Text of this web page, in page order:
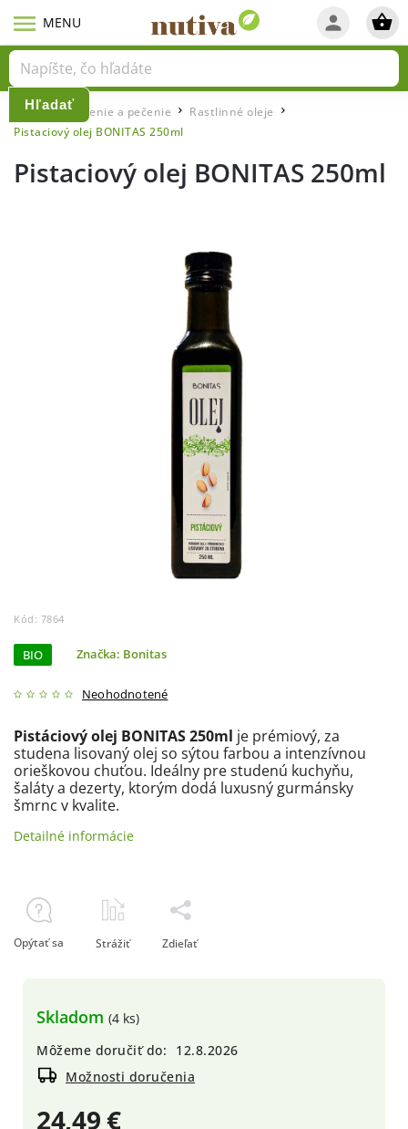
Hľadať
Domov / Varenie a pečenie / Rastlinné oleje
Pistaciový olej BONITAS 250ml
Pistaciový olej BONITAS 250ml
Kód: 7864
BIO
Neohodnotené
Značka: Bonitas
24,49 €
Skladom (4 ks)
Môžeme doručiť do:
12.8.2026
Možnosti doručenia
Pistáciový olej BONITAS 250ml je prémiový, za
studena lisovaný olej so sýtou farbou a intenzívnou
orieškovou chuťou. Ideálny pre studenú kuchyňu,
šaláty a dezerty, ktorým dodá luxusný gurmánsky
šmrnc v kvalite.
Detailné informácie
Opýtať sa Strážiť Zdieľať